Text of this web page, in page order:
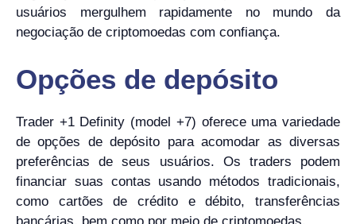
usuários mergulhem rapidamente no mundo da
negociação de criptomoedas com confiança.
Opções de depósito
Trader +1 Definity (model +7) oferece uma variedade
de opções de depósito para acomodar as diversas
preferências de seus usuários. Os traders podem
financiar suas contas usando métodos tradicionais,
como cartões de crédito e débito, transferências
bancárias, bem como por meio de criptomoedas.